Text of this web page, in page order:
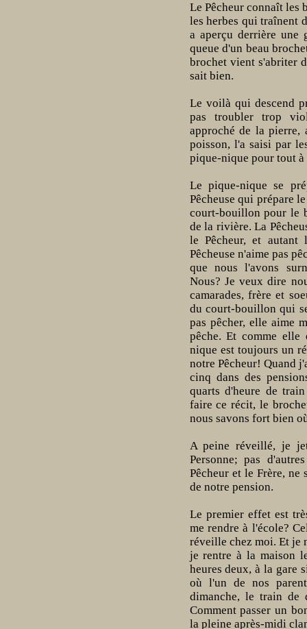
Le Pêcheur connaît les
les herbes qui traînent
a aperçu derrière une
queue d'un beau
brochet vient s'abriter
sait bien.
Le voilà qui descend
pas troubler trop
approché de la pierre,
poisson, l'a saisi par
pique-nique pour tout à
Le pique-nique se
Pêcheuse qui prépare
court-bouillon pour le
de la rivière. La
le Pêcheur, et autant
Pêcheuse n'aime pas
que nous l'avons
Nous? Je veux dire
camarades, frère et
du court-bouillon qui
pas pêcher, elle aime
pêche. Et comme
nique est toujours un
notre Pêcheur! Quand
cinq dans des
quarts d'heure de
faire ce récit, le
nous savons fort bien
A peine réveillé, je
Personne; pas
Pêcheur et le Frère, ne
de notre pension.
Le premier effet est
me rendre à l'école?
réveille chez moi. Et je
je rentre à la maison
heures deux, à la gare
où l'un de nos
dimanche, le train de
Comment passer un
la pleine après-midi